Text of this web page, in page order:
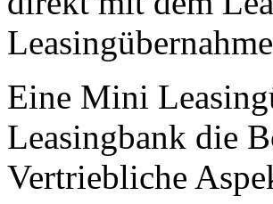
Eine Mini
Leasingbank die
Vertriebliche